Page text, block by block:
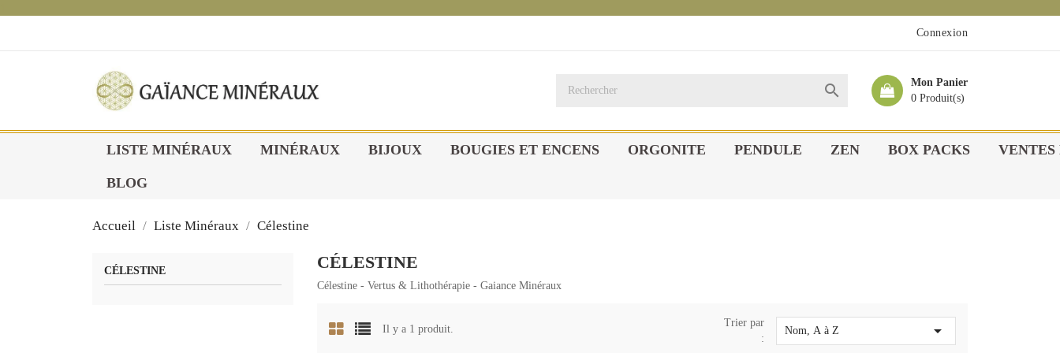
Connexion
Mon Panier
0 Produit(s)

LISTE MINÉRAUX MINÉRAUX BIJOUX BOUGIES ET ENCENS ORGONITE PENDULE ZEN BOX PACKS
BLOG
Accueil Liste Minéraux Célestine
CÉLESTINE CÉLESTINE
Célestine - Vertus & Lithothérapie - Gaiance Minéraux
Il y a 1 produit.
Trier par
:
Nom, A à Z 